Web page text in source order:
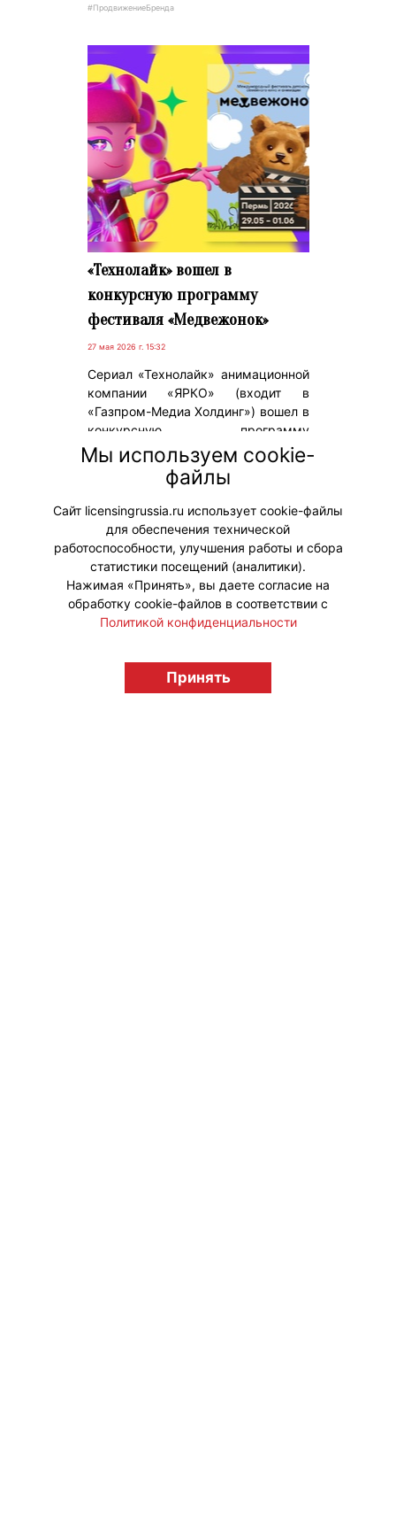
#ПродвижениеБренда
«Технолайк» вошел в
конкурсную программу
фестиваля «Медвежонок»
27 мая 2026 г. 15:32
Сериал «Технолайк» анимационной
компании «ЯРКО» (входит в
«Газпром-Медиа Холдинг») вошел в
конкурсную программу
Международного кинофестиваля
семейного кино и анимации
«Медвежонок», который пройдет в
Перми с 29 мая по 1 июня.
#ПродвижениеБренда
licensingrussia.ru, 2009-2026 12+
Мы используем cookie-
файлы
Сайт licensingrussia.ru использует cookie-файлы
для обеспечения технической
работоспособности, улучшения работы и сбора
статистики посещений (аналитики).
Нажимая «Принять», вы даете согласие на
обработку cookie-файлов в соответствии с
Политикой конфиденциальности
Принять